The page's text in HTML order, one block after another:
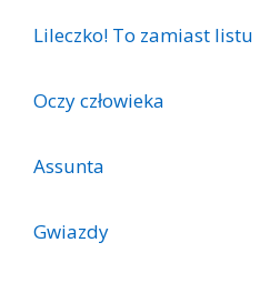
Lileczko! To zamiast listu
Oczy człowieka
Assunta
Gwiazdy